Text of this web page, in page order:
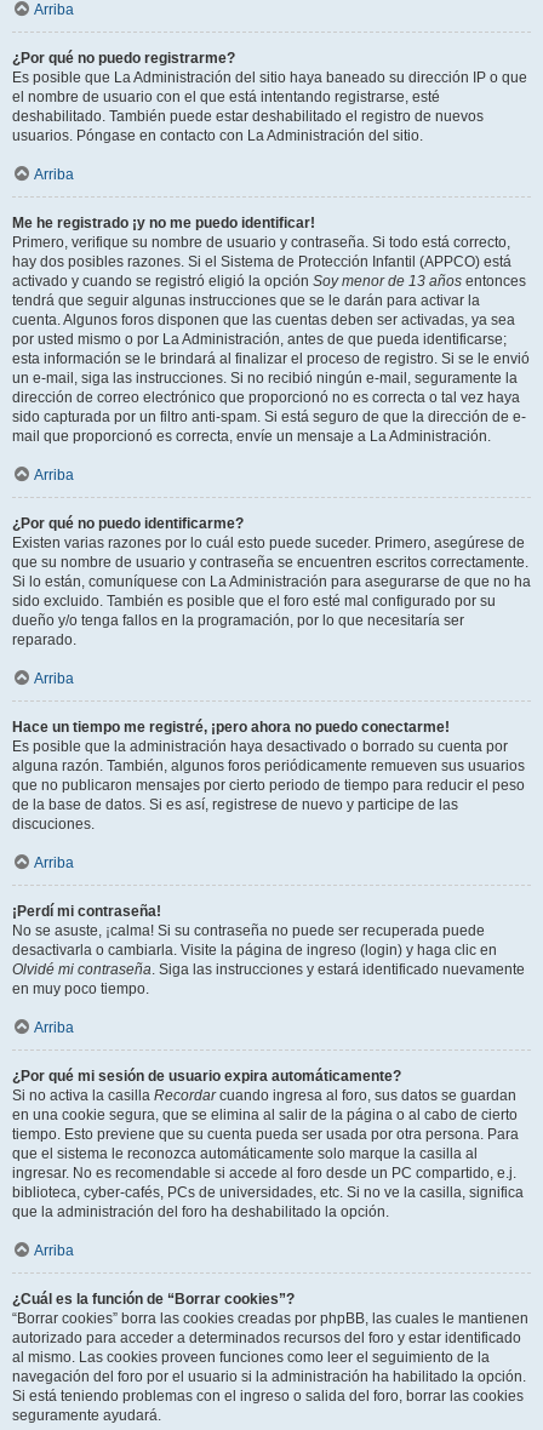
Arriba
¿Por qué no puedo registrarme?
Es posible que La Administración del sitio haya baneado su dirección IP o que
el nombre de usuario con el que está intentando registrarse, esté
deshabilitado. También puede estar deshabilitado el registro de nuevos
usuarios. Póngase en contacto con La Administración del sitio.
Arriba
Me he registrado ¡y no me puedo identificar!
Primero, verifique su nombre de usuario y contraseña. Si todo está correcto,
hay dos posibles razones. Si el Sistema de Protección Infantil (APPCO) está
activado y cuando se registró eligió la opción Soy menor de 13 años entonces
tendrá que seguir algunas instrucciones que se le darán para activar la
cuenta. Algunos foros disponen que las cuentas deben ser activadas, ya sea
por usted mismo o por La Administración, antes de que pueda identificarse;
esta información se le brindará al finalizar el proceso de registro. Si se le envió
un e-mail, siga las instrucciones. Si no recibió ningún e-mail, seguramente la
dirección de correo electrónico que proporcionó no es correcta o tal vez haya
sido capturada por un filtro anti-spam. Si está seguro de que la dirección de e-
mail que proporcionó es correcta, envíe un mensaje a La Administración.
Arriba
¿Por qué no puedo identificarme?
Existen varias razones por lo cuál esto puede suceder. Primero, asegúrese de
que su nombre de usuario y contraseña se encuentren escritos correctamente.
Si lo están, comuníquese con La Administración para asegurarse de que no ha
sido excluido. También es posible que el foro esté mal configurado por su
dueño y/o tenga fallos en la programación, por lo que necesitaría ser
reparado.
Arriba
Hace un tiempo me registré, ¡pero ahora no puedo conectarme!
Es posible que la administración haya desactivado o borrado su cuenta por
alguna razón. También, algunos foros periódicamente remueven sus usuarios
que no publicaron mensajes por cierto periodo de tiempo para reducir el peso
de la base de datos. Si es así, registrese de nuevo y participe de las
discuciones.
Arriba
¡Perdí mi contraseña!
No se asuste, ¡calma! Si su contraseña no puede ser recuperada puede
desactivarla o cambiarla. Visite la página de ingreso (login) y haga clic en
Olvidé mi contraseña. Siga las instrucciones y estará identificado nuevamente
en muy poco tiempo.
Arriba
¿Por qué mi sesión de usuario expira automáticamente?
Si no activa la casilla Recordarcuando ingresa al foro, sus datos se guardan
en una cookie segura, que se elimina al salir de la página o al cabo de cierto
tiempo. Esto previene que su cuenta pueda ser usada por otra persona. Para
que el sistema le reconozca automáticamente solo marque la casilla al
ingresar. No es recomendable si accede al foro desde un PC compartido, e.j.
biblioteca, cyber-cafés, PCs de universidades, etc. Si no ve la casilla, significa
que la administración del foro ha deshabilitado la opción.
Arriba
¿Cuál es la función de “Borrar cookies”?
“Borrar cookies” borra las cookies creadas por phpBB, las cuales le mantienen
autorizado para acceder a determinados recursos del foro y estar identificado
al mismo. Las cookies proveen funciones como leer el seguimiento de la
navegación del foro por el usuario si la administración ha habilitado la opción.
Si está teniendo problemas con el ingreso o salida del foro, borrar las cookies
seguramente ayudará.